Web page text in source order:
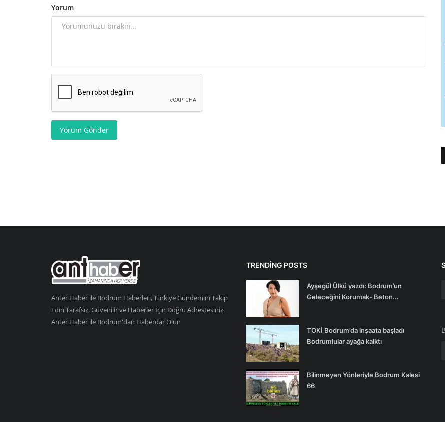
Yorum
Yorum Gönder
Anter Haber ile Bodrum Haberleri, Türkiye Gündemini Takip
Edin Tarafsız, Güvenilir ve Haberler İçin Doğru Adrestesiniz.
Anter Haber ile Bodrum'dan Haberdar Olun
TRENDING POSTS
Ayşegül Ülkü yazdı: Bodrum’un
Geleceğini Korumak- Beton...
TOKİ Bodrum’da inşaata başladı
Bodrumlular ayağa kalktı
Bilinmeyen Yönleriyle Bodrum Kalesi
66